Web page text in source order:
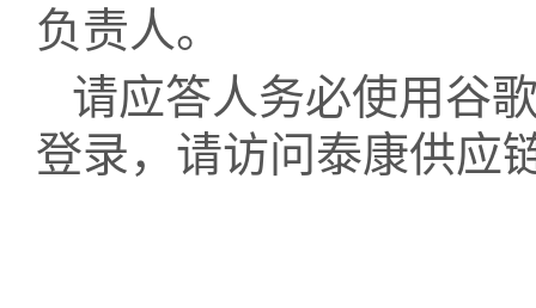
负责人。
请应答人务必使用谷
登录，请访问泰康供应